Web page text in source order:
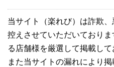
当サイト（楽れび）は詐欺
控えさせていただいており
る店舗様を厳選して掲載して
また当サイトの漏れにより